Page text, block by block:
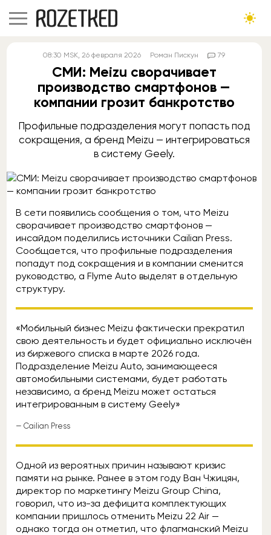
08:30 MSK, 26 февраля 2026 Роман Пискун 79
СМИ: Meizu сворачивает
производство смартфонов —
компании грозит банкротство
Профильные подразделения могут попасть под
сокращения, а бренд Meizu — интегрироваться
в систему Geely.
В сети появились сообщения о том, что Meizu
сворачивает производство смартфонов —
инсайдом поделились источники Cailian Press.
Сообщается, что профильные подразделения
попадут под сокращения и в компании сменится
руководство, а Flyme Auto выделят в отдельную
структуру.
«Мобильный бизнес Meizu фактически прекратил
свою деятельность и будет официально исключён
из биржевого списка в марте 2026 года.
Подразделение Meizu Auto, занимающееся
автомобильными системами, будет работать
независимо, а бренд Meizu может остаться
интегрированным в систему Geely»
— Cailian Press
Одной из вероятных причин называют кризис
памяти на рынке. Ранее в этом году Ван Чжицян,
директор по маркетингу Meizu Group China,
говорил, что из-за дефицита комплектующих
компании пришлось отменить Meizu 22 Air —
однако тогда он отметил, что флагманский Meizu